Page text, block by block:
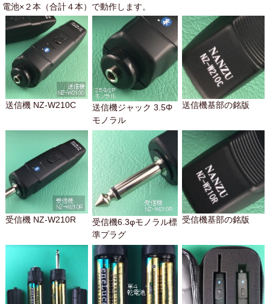
電池×２本（合計４本）で動作します。
送信機 NZ-W210C
送信機ジャック 3.5Φ
モノラル
送信機基部の銘版
受信機 NZ-W210R
受信機6.3φモノラル標
準プラグ
受信機基部の銘版